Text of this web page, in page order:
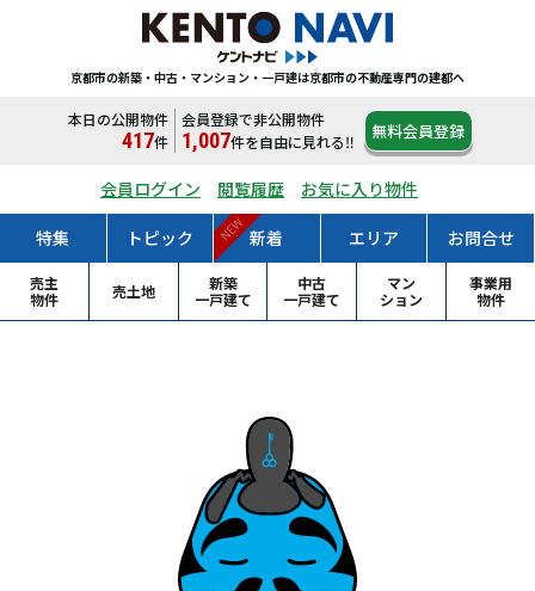
京都市の新築・中古・マンション・一戸建は京都市の不動産専門の建都へ
本日の公開物件
417件
会員登録で非公開物件
1,007件を自由に見れる‼ 無料会員登録
会員ログイン 閲覧履歴 お気に入り物件
特集 トピック 新着
NEW エリア お問合せ
売主
物件
売土地
新築
一戸建て
中古
一戸建て
マン
ション
事業用
物件